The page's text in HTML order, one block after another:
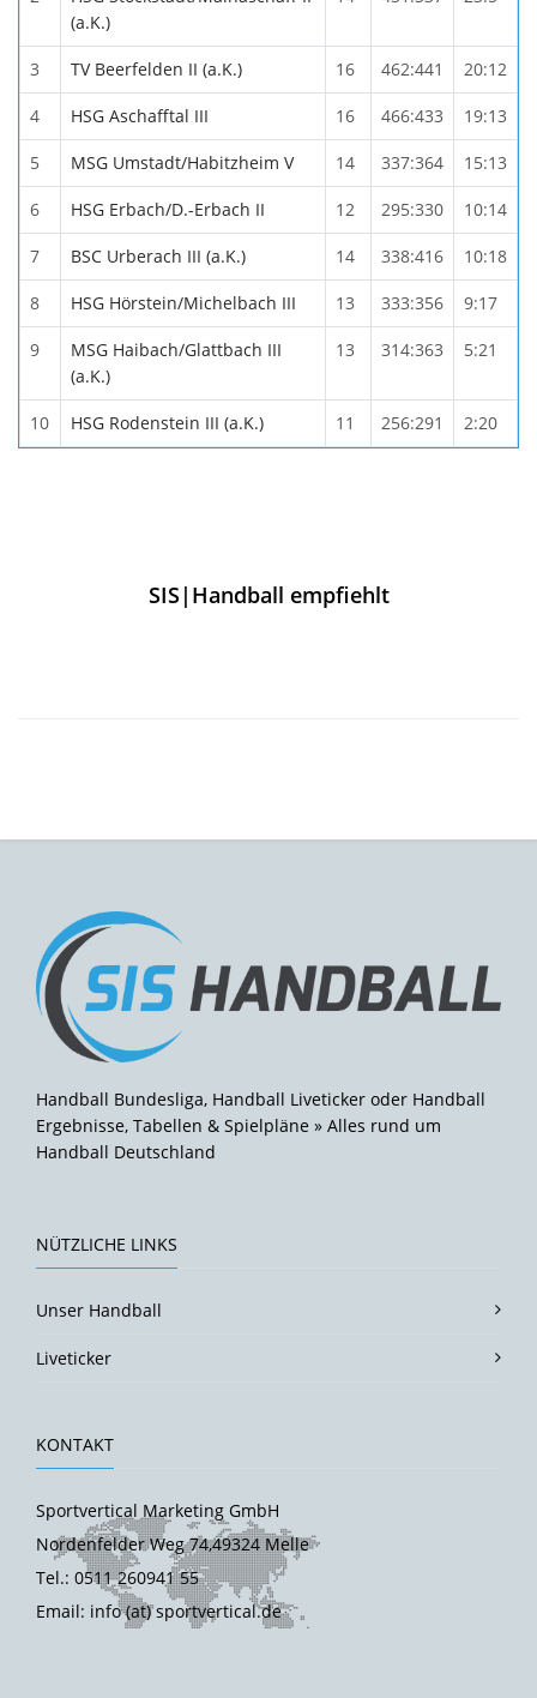
(a.K.)
3 TV Beerfelden II (a.K.) 16 462:441 20:12
4 HSG Aschafftal III 16 466:433 19:13
5 MSG Umstadt/Habitzheim V 14 337:364 15:13
6 HSG Erbach/D.-Erbach II 12 295:330 10:14
7 BSC Urberach III (a.K.) 14 338:416 10:18
8 HSG Hörstein/Michelbach III 13 333:356 9:17
9
MSG Haibach/Glattbach III
(a.K.)
13 314:363 5:21
10 HSG Rodenstein III (a.K.) 11 256:291 2:20
SIS|Handball empfiehlt
Handball Bundesliga, Handball Liveticker oder Handball
Ergebnisse, Tabellen & Spielpläne » Alles rund um
Handball Deutschland
NÜTZLICHE LINKS
Unser Handball
Liveticker
KONTAKT
Sportvertical Marketing GmbH
Nordenfelder Weg 74,49324 Melle
Tel.: 0511 260941 55
Email: info (at) sportvertical.de